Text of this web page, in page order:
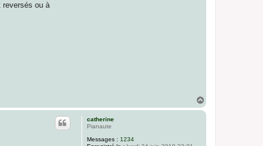
reversés ou à
u
catherine
Pianaute
Messages : 1234